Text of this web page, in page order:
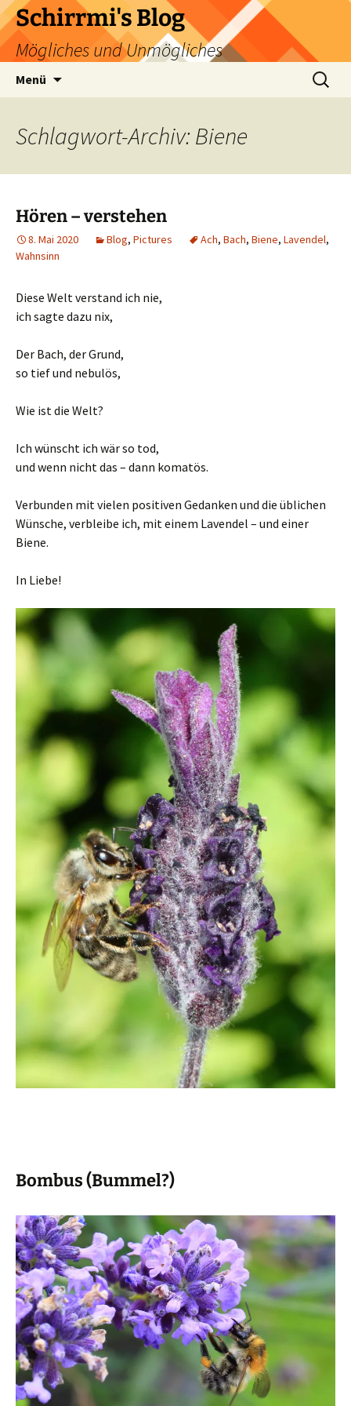
Zum
Inhalt
springen
Schirrmi's Blog
Mögliches und Unmögliches
Menü
Suchen
nach:
Schlagwort-Archiv: Biene
Hören – verstehen
8. Mai 2020 Blog, Pictures Ach, Bach, Biene, Lavendel,
Wahnsinn
Diese Welt verstand ich nie,
ich sagte dazu nix,
Der Bach, der Grund,
so tief und nebulös,
Wie ist die Welt?
Ich wünscht ich wär so tod,
und wenn nicht das – dann komatös.
Verbunden mit vielen positiven Gedanken und die üblichen
Wünsche, verbleibe ich, mit einem Lavendel – und einer
Biene.
In Liebe!
Bombus (Bummel?)